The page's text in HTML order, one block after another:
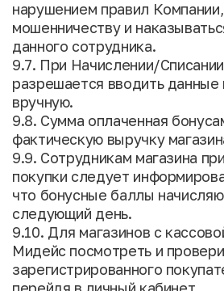
нарушением правил
мошенничеству и
данного сотрудника.
9.7. При Начислении/
разрешается вводить данные
вручную.
9.8. Сумма оплаченная
фактическую выручку
9.9. Сотрудникам магазина
покупки следует
что бонусные баллы
следующий день.
9.10. Для магазинов с
Мидейс посмотреть и
зарегистрированного